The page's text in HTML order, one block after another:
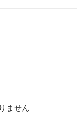
ません